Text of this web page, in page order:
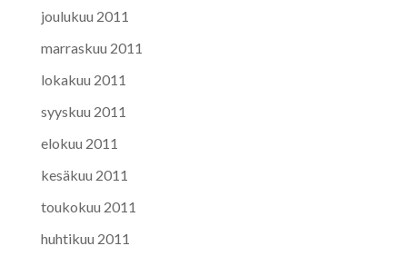
joulukuu 2011
marraskuu 2011
lokakuu 2011
syyskuu 2011
elokuu 2011
kesäkuu 2011
toukokuu 2011
huhtikuu 2011